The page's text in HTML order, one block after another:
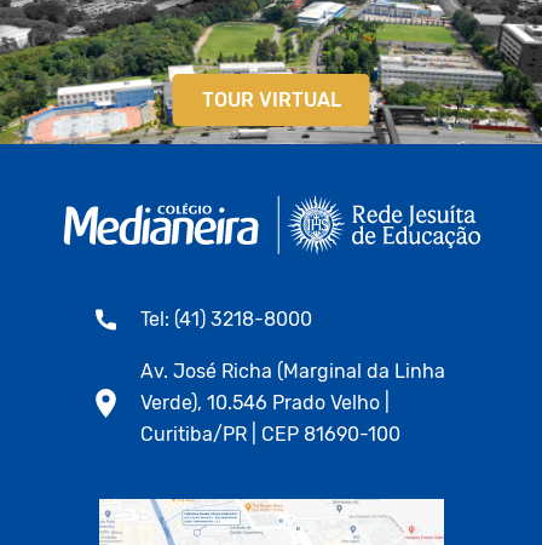
TOUR VIRTUAL
Tel: (41) 3218-8000
Av. José Richa (Marginal da Linha
Verde), 10.546 Prado Velho |
Curitiba/PR | CEP 81690-100